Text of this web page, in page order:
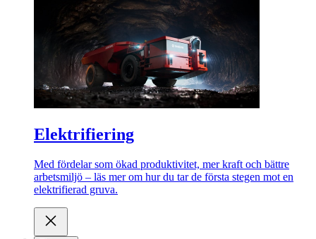
Elektrifiering
Med fördelar som ökad produktivitet, mer kraft och bättre
arbetsmiljö – läs mer om hur du tar de första stegen mot en
elektrifierad gruva.